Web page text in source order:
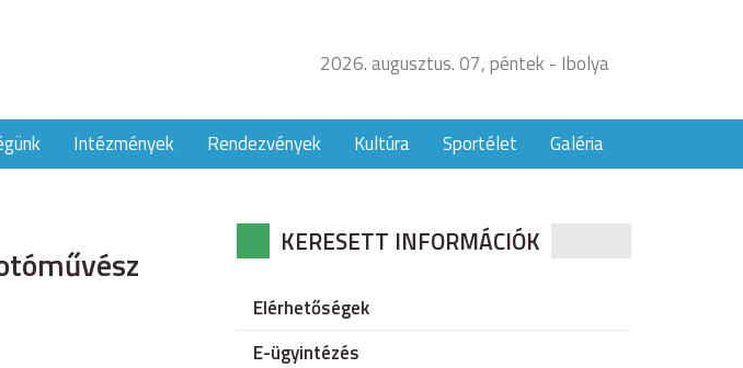
2026. augusztus. 07, péntek - Ibolya
Intézmények Rendezvények Kultúra Sportélet Galéria
KERESETT INFORMÁCIÓK
Elérhetőségek
E-ügyintézés